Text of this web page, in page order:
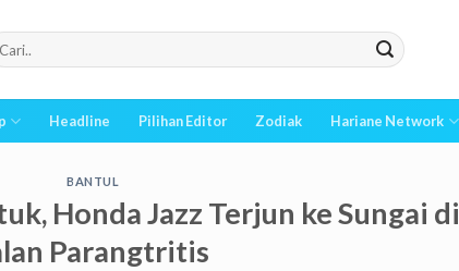
Headline Pilihan Editor Zodiak Hariane Network
BANTUL
Honda Jazz Terjun ke Sungai di
Parangtritis